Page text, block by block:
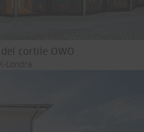
cortile OWO
Londra